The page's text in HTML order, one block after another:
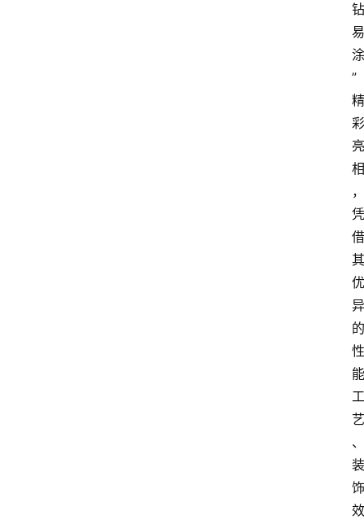
钻
易
涂
”
精
彩
亮
相
，
凭
借
其
优
异
的
性
能
工
艺
、
装
饰
效